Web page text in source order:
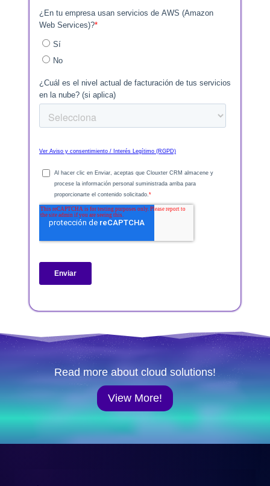
Read more about cloud solutions!
View More!